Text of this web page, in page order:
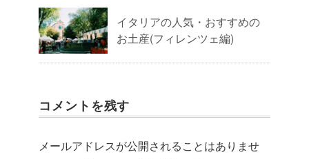
イタリアの人気・おすすめの
お土産(フィレンツェ編)
コメントを残す
メールアドレスが公開されることはありませ